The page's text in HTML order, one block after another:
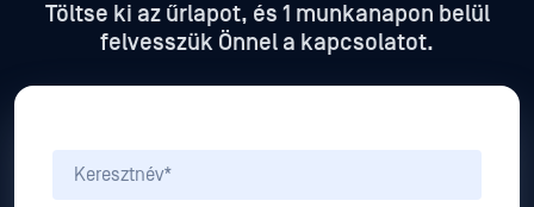
Töltse ki az űrlapot, és 1 munkanapon belül
felvesszük Önnel a kapcsolatot.